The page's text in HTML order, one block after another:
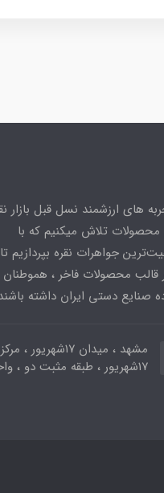
های ارزشمند نسل قبل بازار
محصولات تلاش میکنیم که با
جواهرات نقره بپردازیم تا
قالب محصولات فاخر ، هموطنان
صنایع دستی ایران داشته
مشهد ، میدان ۱۷شهریور
۱۷شهریور ، طبقه مثبت دو ، واحد ۷۷۳